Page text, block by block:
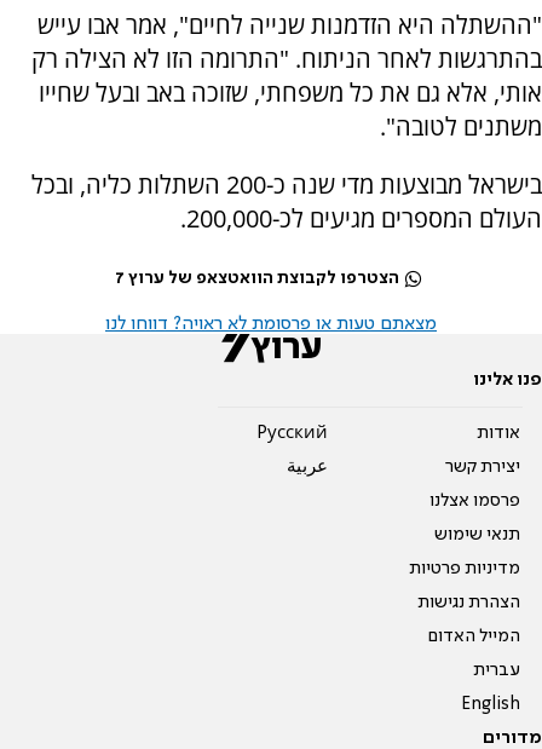
"ההשתלה היא הזדמנות שנייה לחיים", אמר אבו עייש
בהתרגשות לאחר הניתוח. "התרומה הזו לא הצילה רק
אותי, אלא גם את כל משפחתי, שזוכה באב ובעל שחייו
משתנים לטובה".
בישראל מבוצעות מדי שנה כ-200 השתלות כליה, ובכל
העולם המספרים מגיעים לכ-200,000.
הצטרפו לקבוצת הוואטצאפ של ערוץ 7
מצאתם טעות או פרסומת לא ראויה? דווחו לנו
פנו אלינו
אודות
יצירת קשר
פרסמו אצלנו
תנאי שימוש
מדיניות פרטיות
הצהרת נגישות
המייל האדום
עברית
English
Pусский
عربية
מדורים